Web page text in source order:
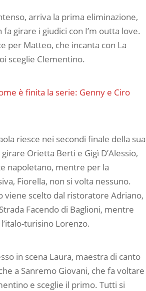
arriva la prima eliminazione,
girare i giudici con I’m outta love.
per Matteo, che incanta con La
sceglie Clementino.
è finita la serie: Genny e Ciro
riesce nei secondi finale della sua
Orietta Berti e Gigì D’Alessio,
napoletano, mentre per la
Fiorella, non si volta nessuno.
viene scelto dal ristoratore Adriano,
Facendo di Baglioni, mentre
turisino Lorenzo.
in scena Laura, maestra di canto
a Sanremo Giovani, che fa voltare
e sceglie il primo. Tutti si